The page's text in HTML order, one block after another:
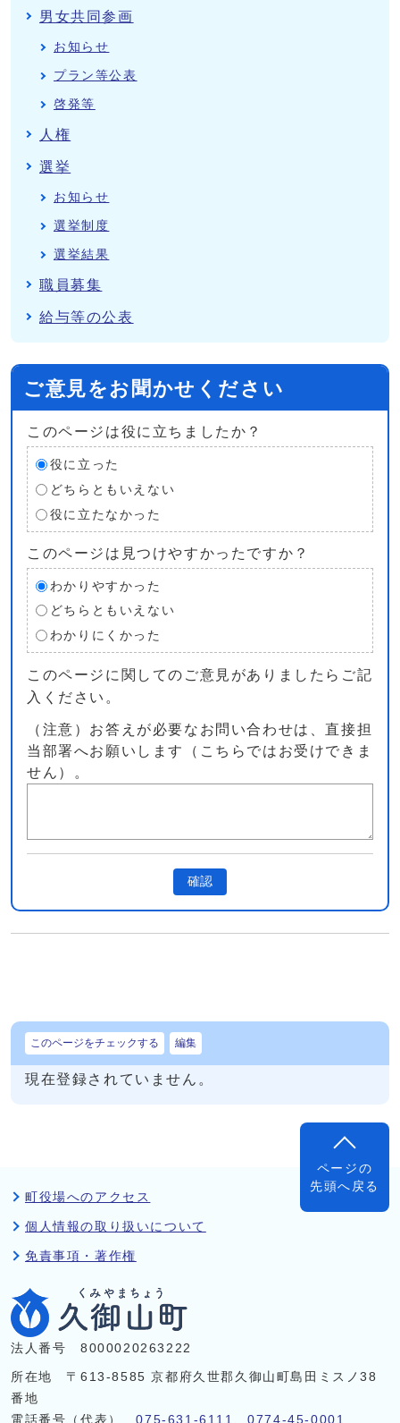
男女共同参画
お知らせ
プラン等公表
啓発等
人権
選挙
お知らせ
選挙制度
選挙結果
職員募集
給与等の公表
ご意見をお聞かせください
このページは役に立ちましたか？
役に立った
どちらともいえない
役に立たなかった
このページは見つけやすかったですか？
わかりやすかった
どちらともいえない
わかりにくかった
このページに関してのご意見がありましたらご記
入ください。
（注意）お答えが必要なお問い合わせは、直接担
当部署へお願いします（こちらではお受けできま
せん）。
確認
このページをチェックする 編集
現在登録されていません。
ページの
先頭へ戻る
町役場へのアクセス
個人情報の取り扱いについて
免責事項・著作権
法人番号 8000020263222
所在地 〒613-8585 京都府久世郡久御山町島田ミスノ38
番地
電話番号（代表）075-631-6111 、0774-45-0001